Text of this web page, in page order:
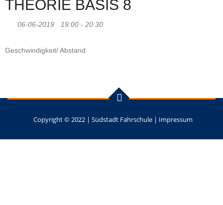
THEORIE BASIS 8
06-06-2019 19:00 - 20:30
Geschwindigkeit/ Abstand
Copyright © 2022 | Südstadt Fahrschule | Impressum